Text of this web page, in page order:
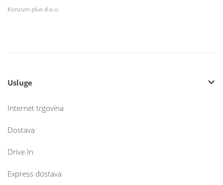
Konzum plus d.o.o.
Usluge
Internet trgovina
Dostava
Drive In
Express dostava